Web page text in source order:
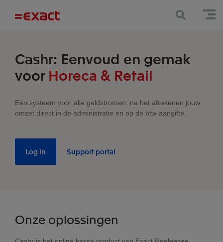
Cashr: Eenvoud en gemak
voor Horeca & Retail
Eén systeem voor alle geldstromen: na het afrekenen jouw
omzet direct in de administratie en op de btw-aangifte.
Log in Support portal
Onze oplossingen